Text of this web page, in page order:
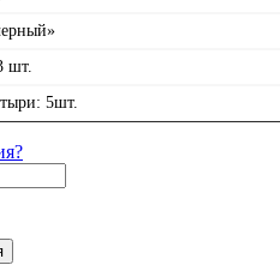
шт.
5шт.